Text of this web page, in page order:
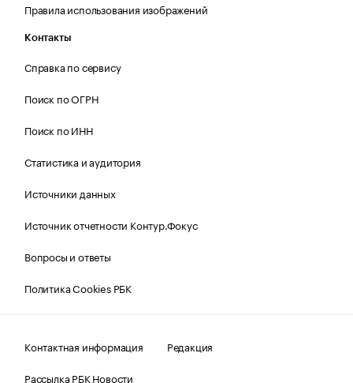
Правила использования изображений
Контакты
Справка по сервису
Поиск по ОГРН
Поиск по ИНН
Статистика и аудитория
Источники данных
Источник отчетности Контур.Фокус
Вопросы и ответы
Политика Cookies РБК
Контактная информация
Редакция
Рассылка РБК Новости